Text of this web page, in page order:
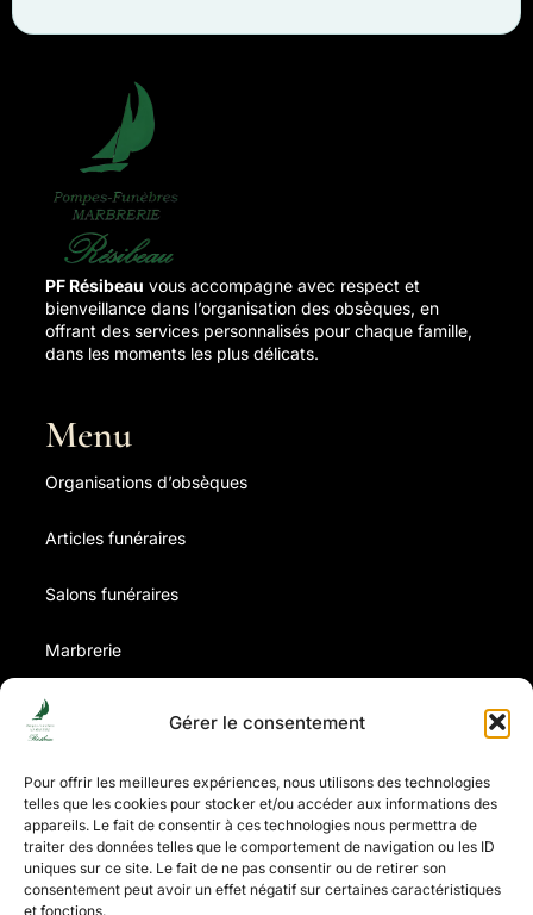
Gérer le consentement
Pour offrir les meilleures expériences, nous utilisons des technologies
telles que les cookies pour stocker et/ou accéder aux informations des
appareils. Le fait de consentir à ces technologies nous permettra de
traiter des données telles que le comportement de navigation ou les ID
uniques sur ce site. Le fait de ne pas consentir ou de retirer son
consentement peut avoir un effet négatif sur certaines caractéristiques
et fonctions.
PF Résibeau vous accompagne avec respect et
bienveillance dans l’organisation des obsèques, en
offrant des services personnalisés pour chaque famille,
dans les moments les plus délicats.
Menu
Organisations d’obsèques
Articles funéraires
Salons funéraires
Marbrerie
Contrat d’obsèques
Coordonnées
Tel: 03.21.09.02.52